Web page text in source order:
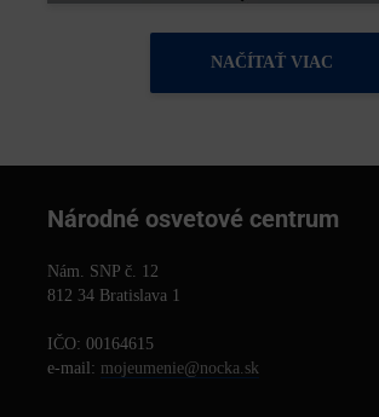
NAČÍTAŤ VIAC
Národné osvetové centrum
Nám. SNP č. 12
812 34 Bratislava 1
IČO: 00164615
e-mail: mojeumenie@nocka.sk